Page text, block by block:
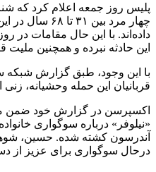
پلیس روز جمعه اعلام کرد که
چهار مرد بین
داده‌اند. با این حال مقامات در
این حادثه نبرده و همچنین ملیت
با این وجود، طبق گزارش شبکه
قربانیان این حمله وحشیانه،
اکسپرسن در گزارش خود ضمن
«نیلوفر» درباره سوگواری
آندرسون کشته شده. حسین،
درحال سوگواری برای عزیز از